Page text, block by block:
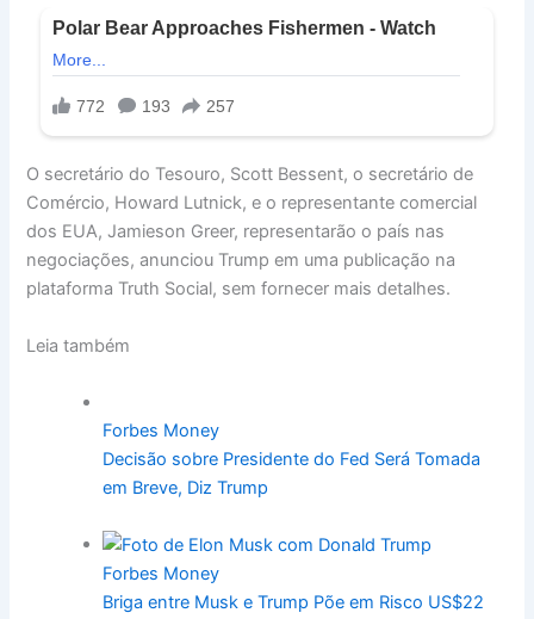
O secretário do Tesouro, Scott Bessent, o secretário de
Comércio, Howard Lutnick, e o representante comercial
dos EUA, Jamieson Greer, representarão o país nas
negociações, anunciou Trump em uma publicação na
plataforma Truth Social, sem fornecer mais detalhes.
Leia também
Forbes Money
Decisão sobre Presidente do Fed Será Tomada
em Breve, Diz Trump
Forbes Money
Briga entre Musk e Trump Põe em Risco US$22